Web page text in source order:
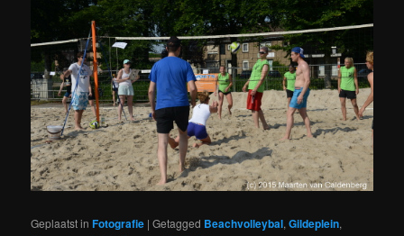
Geplaatst in Fotografie |Getagged Beachvolleybal,Gildeplein,